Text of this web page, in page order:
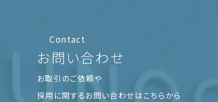
Contact
お問い合わせ
お取引のご依頼や
採用に関するお問い合わせはこちらから